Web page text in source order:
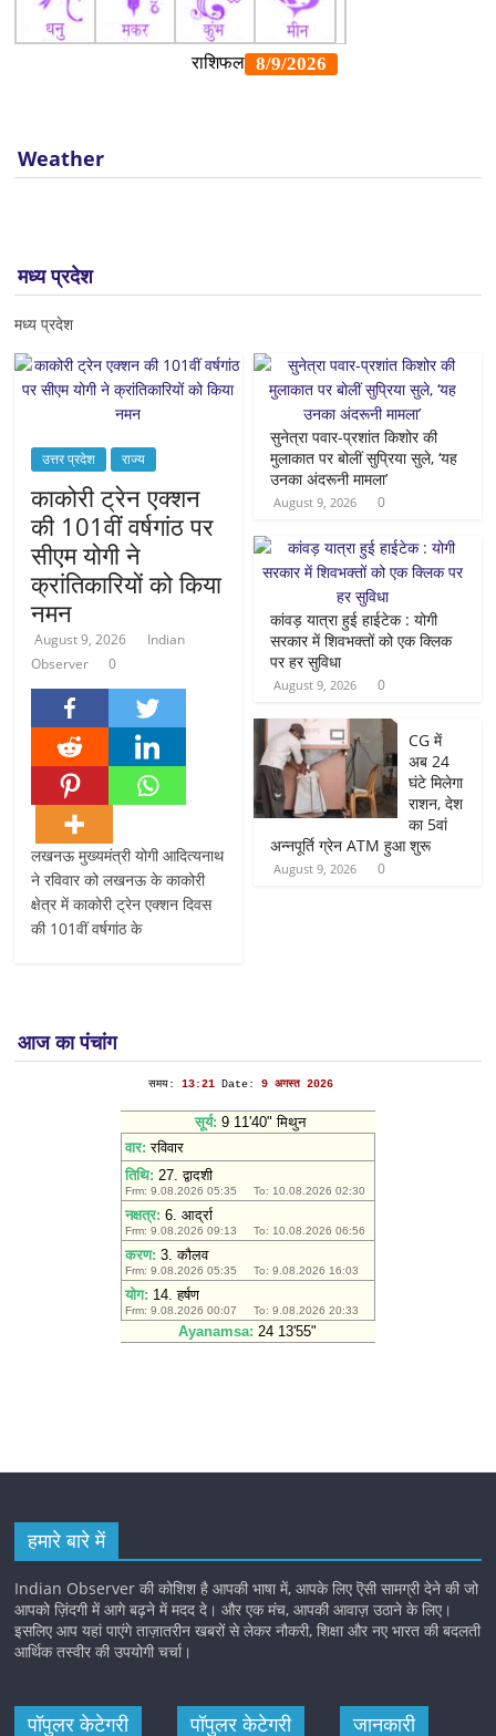
Weather
मध्य प्रदेश
मध्य प्रदेश
उत्तर प्रदेश राज्य
काकोरी ट्रेन एक्शन
की 101वीं वर्षगांठ पर
सीएम योगी ने
क्रांतिकारियों को किया
नमन
August 9, 2026
Indian
Observer
0
लखनऊ मुख्यमंत्री योगी आदित्यनाथ
ने रविवार को लखनऊ के काकोरी
क्षेत्र में काकोरी ट्रेन एक्शन दिवस
की 101वीं वर्षगांठ के
सुनेत्रा पवार-प्रशांत किशोर की
मुलाकात पर बोलीं सुप्रिया सुले, ‘यह
उनका अंदरूनी मामला’
August 9, 2026 0
कांवड़ यात्रा हुई हाईटेक : योगी
सरकार में शिवभक्तों को एक क्लिक
पर हर सुविधा
August 9, 2026 0
CG में
अब 24
घंटे मिलेगा
राशन, देश
का 5वां
अन्नपूर्ति ग्रेन ATM हुआ शुरू
August 9, 2026 0
आज का पंचांग
हमारे बारे में
Indian Observer की कोशिश है आपकी भाषा में, आपके लिए ऎसी सामग्री देने की जो
आपको ज़िंदगी में आगे बढ़ने में मदद दे। और एक मंच, आपकी आवाज़ उठाने के लिए।
इसलिए आप यहां पाएंगे ताज़ातरीन खबरों से लेकर नौकरी, शिक्षा और नए भारत की बदलती
आर्थिक तस्वीर की उपयोगी चर्चा।
पॉपुलर केटेगरी पॉपुलर केटेगरी जानकारी